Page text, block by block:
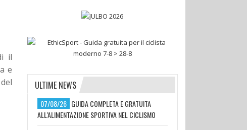
il
e
ULTIME NEWS
07/08/26 GUIDA COMPLETA E GRATUITA
ALL'ALIMENTAZIONE SPORTIVA NEL CICLISMO